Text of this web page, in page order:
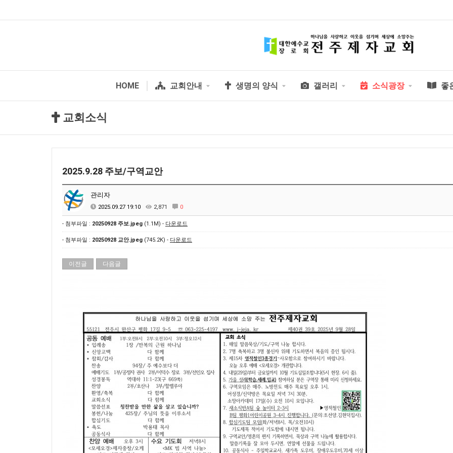
HOME 교회안내 생명의 양식 갤러리 소식광장 좋
교회소식
2025.9.28 주보/구역교안
관리자
2025.09.27 19:10 2,871 0
- 첨부파일 : 20250928 주보.jpeg (1.1M) - 다운로드
- 첨부파일 : 20250928 교안.jpeg (745.2K) - 다운로드
이전글 다음글